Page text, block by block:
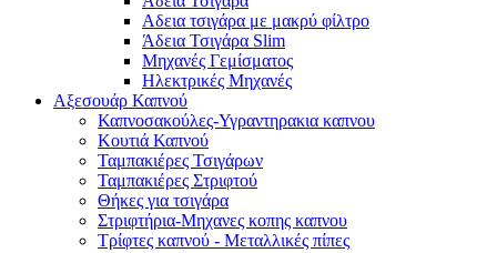
Αδεια τσιγάρα με μακρύ φίλτρο
Άδεια Τσιγάρα Slim
Μηχανές Γεμίσματος
Ηλεκτρικές Μηχανές
Αξεσουάρ Καπνού
Καπνοσακούλες-Υγραντηρακια καπνου
Κουτιά Καπνού
Ταμπακιέρες Τσιγάρων
Ταμπακιέρες Στριφτού
Θήκες για τσιγάρα
Στριφτήρια-Μηχανες κοπης καπνου
Τρίφτες καπνού - Μεταλλικές πίπες